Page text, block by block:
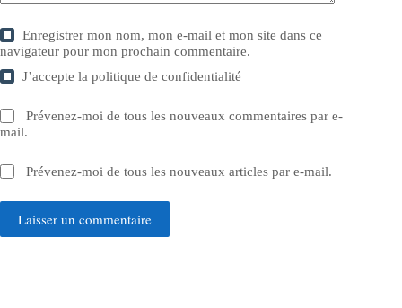
Enregistrer mon nom, mon e-mail et mon site dans ce
navigateur pour mon prochain commentaire.
J’accepte lapolitique de confidentialité
Prévenez-moi de tous les nouveaux commentaires par e-
mail.
Prévenez-moi de tous les nouveaux articles par e-mail.
Laisser un commentaire